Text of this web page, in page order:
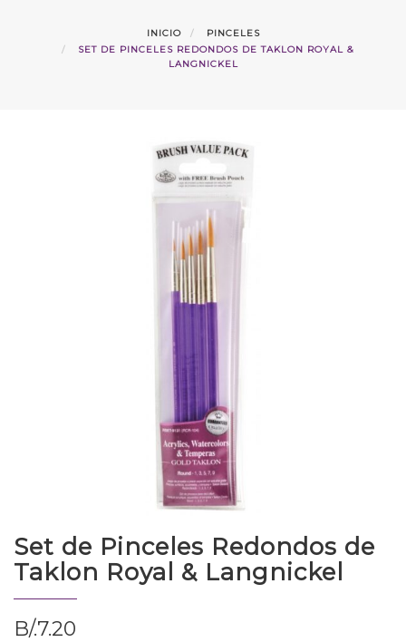
INICIO
PINCELES
SET DE PINCELES REDONDOS DE TAKLON ROYAL &
LANGNICKEL
Set de Pinceles Redondos de
Taklon Royal & Langnickel
B/.7.20